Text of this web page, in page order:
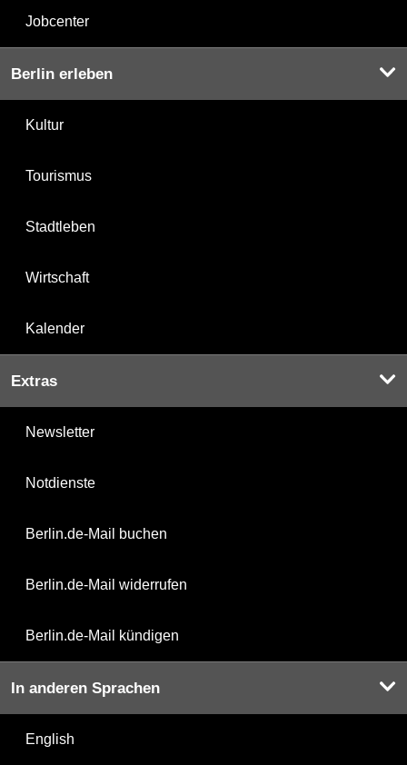
Jobcenter
Berlin erleben
Kultur
Tourismus
Stadtleben
Wirtschaft
Kalender
Extras
Newsletter
Notdienste
Berlin.de-Mail buchen
Berlin.de-Mail widerrufen
Berlin.de-Mail kündigen
In anderen Sprachen
English